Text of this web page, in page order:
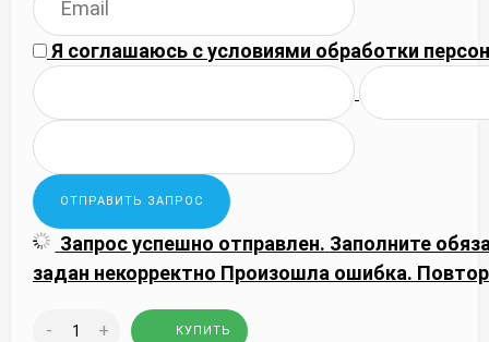
Я соглашаюсь сусловиями обработки
Запрос успешно отправлен. Заполните
задан некорректно Произошла ошибка.
- + КУПИТЬ